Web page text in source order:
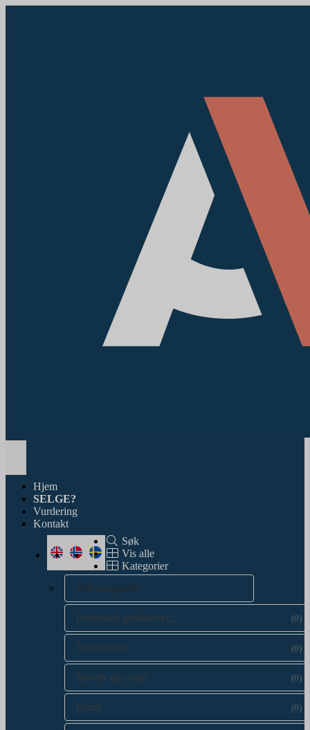
navigation
Hjem
SELGE?
Vurdering
Kontakt
Søk
Vis alle
Kategorier
Alle kategorier
Frimerker, postkort etc. (0)
Antikviteter (0)
Mynter og sedler (0)
Kunst (0)